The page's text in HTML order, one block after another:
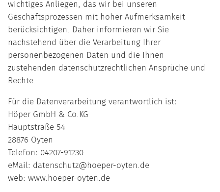
wichtiges Anliegen, das wir bei unseren
Geschäftsprozessen mit hoher Aufmerksamkeit
berücksichtigen. Daher informieren wir Sie
nachstehend über die Verarbeitung Ihrer
personenbezogenen Daten und die Ihnen
zustehenden datenschutzrechtlichen Ansprüche und
Rechte.
Für die Datenverarbeitung verantwortlich ist:
Höper GmbH & Co.KG
Hauptstraße 54
28876 Oyten
Telefon: 04207-91230
eMail: datenschutz@hoeper-oyten.de
web: www.hoeper-oyten.de